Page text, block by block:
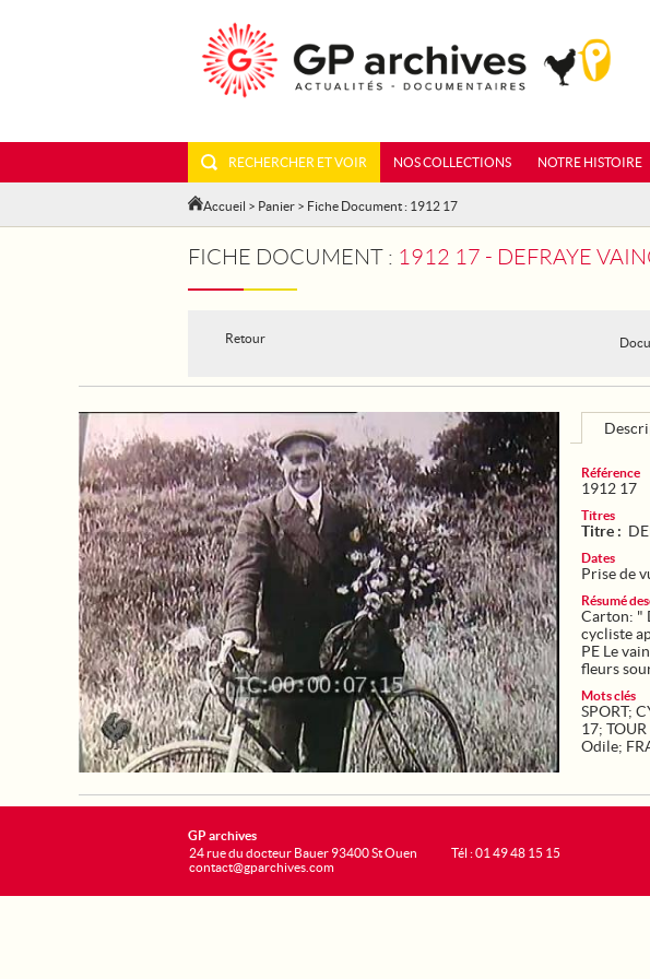
RECHERCHER ET VOIR NOS COLLECTIONS NOTRE HISTOIRE
Accueil > Panier > Fiche Document : 1912 17
FICHE DOCUMENT : 1912 17 - DEFRAYE
Retour
Référence
1912 17
Titres
Titre :
Dates
Prise de
Résumé
Carton: "
cycliste
PE Le
fleurs
Mots clés
SPORT;
17;
Odile;
GP archives
24 rue du docteur Bauer 93400 St Ouen
contact@gparchives.com
Tél : 01 49 48 15 15